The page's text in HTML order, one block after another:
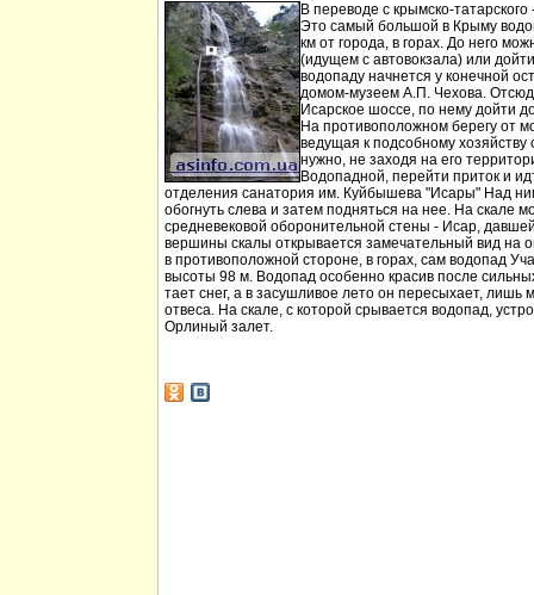
В переводе с крымско-
Это самый большой в Крыму
км от города, в горах. До него
(идущем с автовокзала) или
водопаду начнется у конечной
домом-музеем А.П. Чехова.
Исарское шоссе, по нему дойти
На противоположном берегу от
ведущая к подсобному
нужно, не заходя на его
Водопадной, перейти приток и
отделения санатория им. Куйбышева "Исары" Над
обогнуть слева и затем подняться на нее. На скале
средневековой оборонительной стены - Исар,
вершины скалы открывается замечательный вид на
в противоположной стороне, в горах, сам водопад
высоты 98 м. Водопад особенно красив после
тает снег, а в засушливое лето он пересыхает, лишь
отвеса. На скале, с которой срывается водопад,
Орлиный залет.